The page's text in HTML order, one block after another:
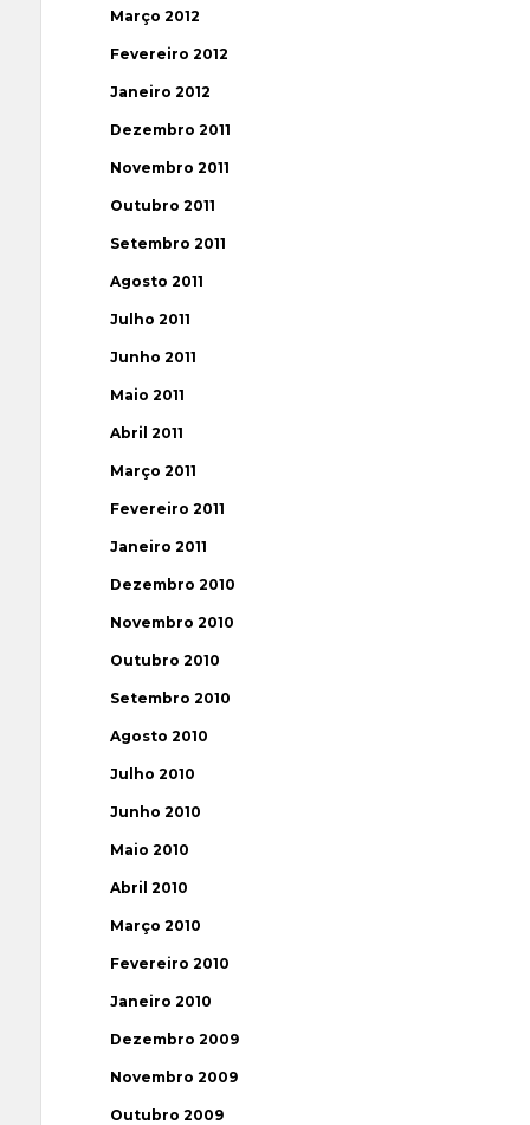
Março 2012
Fevereiro 2012
Janeiro 2012
Dezembro 2011
Novembro 2011
Outubro 2011
Setembro 2011
Agosto 2011
Julho 2011
Junho 2011
Maio 2011
Abril 2011
Março 2011
Fevereiro 2011
Janeiro 2011
Dezembro 2010
Novembro 2010
Outubro 2010
Setembro 2010
Agosto 2010
Julho 2010
Junho 2010
Maio 2010
Abril 2010
Março 2010
Fevereiro 2010
Janeiro 2010
Dezembro 2009
Novembro 2009
Outubro 2009